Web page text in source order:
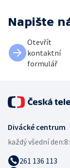
Napište
Otevřít
kontaktní
formulář
Divácké centrum
každý všední den:
261 136 113